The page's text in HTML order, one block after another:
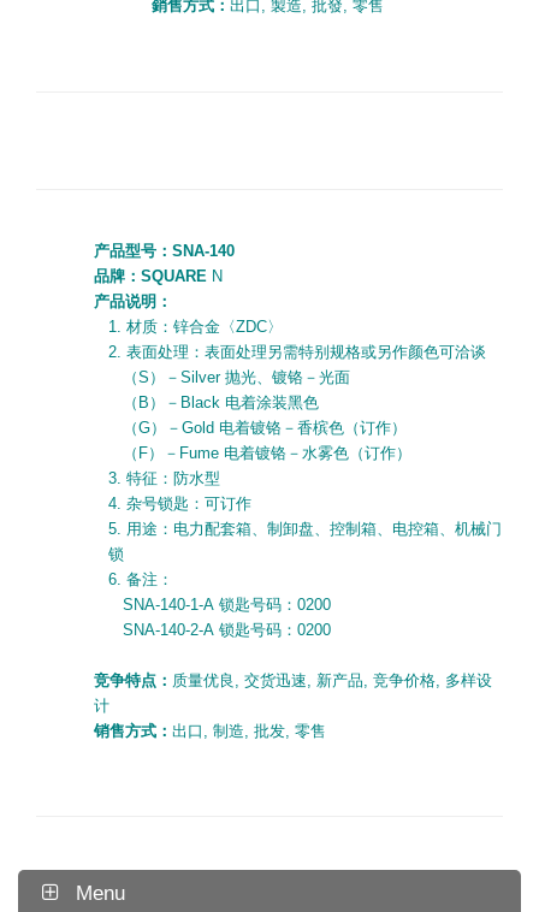
銷售方式： 出口 , 製造, 批發, 零售
产品型号： SNA-140
品牌：SQUARE N
产品说明：
1. 材质：锌合金〈ZDC〉
2. 表面处理：表面处理另需特别规格或另作颜色可洽谈
（S ）－ Silver 抛光、镀铬－光面
（ B ）－ Black 电着涂装黑色
（G）－ Gold 电着镀铬－香槟色（订作）
（ F）－ Fume 电着镀铬－水雾色（订作）
3. 特征：防水型
4. 杂号锁匙：可订作
5. 用途：电力配套箱、制卸盘、控制箱、电控箱、机械门
锁
6. 备注：
SNA-140-1-A 锁匙号码： 0200
SNA-140-2-A 锁匙号码： 0200
竞争特点： 质量优良 , 交货迅速, 新产品, 竞争价格, 多样设
计
销售方式： 出口 , 制造, 批发, 零售
Menu